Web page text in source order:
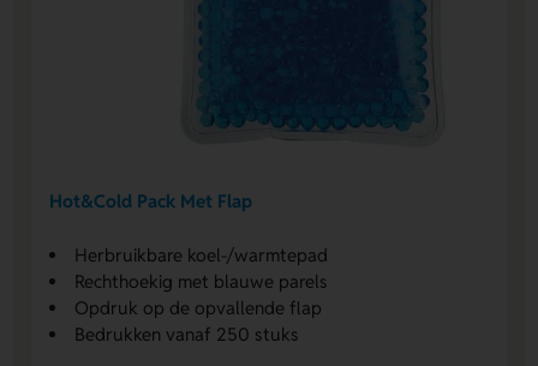
Hot&Cold Pack Met Flap
Herbruikbare koel-/warmtepad
Rechthoekig met blauwe parels
Opdruk op de opvallende flap
Bedrukken vanaf 250 stuks